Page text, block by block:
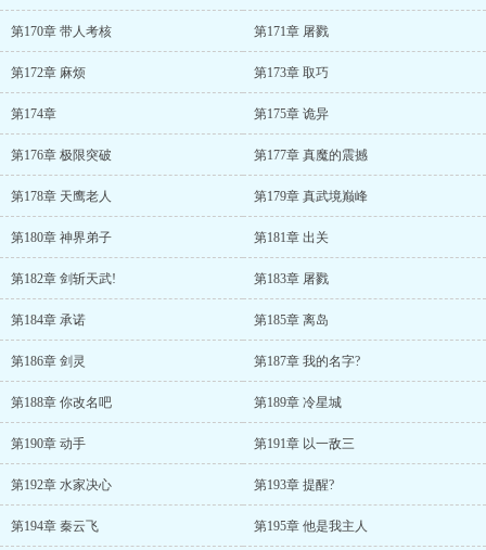
第170章 带人考核 第171章 屠戮
第172章 麻烦 第173章 取巧
第174章 第175章 诡异
第176章 极限突破 第177章 真魔的震撼
第178章 天鹰老人 第179章 真武境巅峰
第180章 神界弟子 第181章 出关
第182章 剑斩天武! 第183章 屠戮
第184章 承诺 第185章 离岛
第186章 剑灵 第187章 我的名字?
第188章 你改名吧 第189章 冷星城
第190章 动手 第191章 以一敌三
第192章 水家决心 第193章 提醒?
第194章 秦云飞 第195章 他是我主人